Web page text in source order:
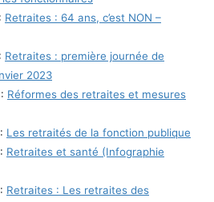
Retraites : 64 ans, c’est NON –
Retraites : première journée de
2023
Réformes des retraites et mesures
Les retraités de la fonction publique
Retraites et santé (Infographie
Retraites : Les retraites des